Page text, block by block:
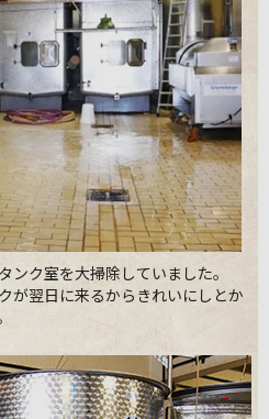
ンク室を大掃除していました。
が翌日に来るからきれいにしとか